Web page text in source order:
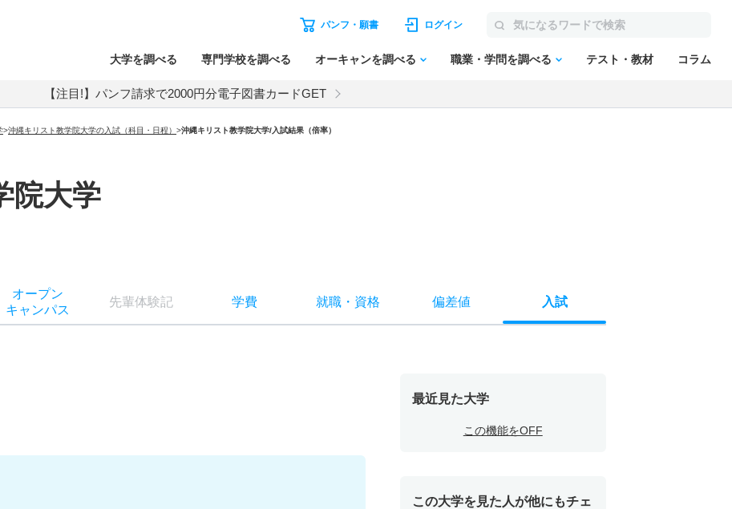
パンフ・願書 ログイン
大学を調べる 専門学校を調べる オーキャンを調べる 職業・学問を調べる テスト・教材 コラム
【注目!】パンフ請求で2000円分電子図書カードGET
>沖縄キリスト教学院大学の入試（科目・日程） >沖縄キリスト教学院大学/入試結果（倍率）
院大学
オープン
キャンパス
先輩体験記 学費 就職・ 資格 偏差値 入試
最近見た大学
この機能をOFF
この大学を見た人が他にもチェ